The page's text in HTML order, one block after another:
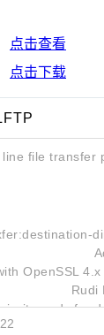
点击查看
点击下载
file transfer
OpenSSL 4.x
Rudi
ends for